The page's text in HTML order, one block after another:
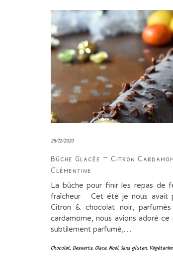
28/12/2020
Bûche Glacée ~ Citron
Clémentine
La bûche pour finir les repas de
fraîcheur Cet été je nous avait
Citron & chocolat noir,
cardamome, nous avions adoré
subtilement parfumé,…
Chocolat, Desserts, Glace, Noël, Sans gluten, Végétarien